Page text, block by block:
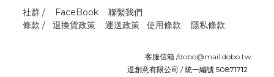
社群 / FaceBook
聯繫我們
條款 / 退換貨政策 運送政策 使用條款 隱私條款
客服信箱 /dobo@mail.dobo.tw
逗創意有限公司 / 統一編號 50871712